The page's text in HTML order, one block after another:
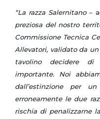
“La razza Salernitano–
preziosa del nostro
Commissione Tecnica
Allevatori, validato da
tavolino decidere di
importante. Noi
dall’estinzione per
erroneamente le due
rischia di penalizzarne